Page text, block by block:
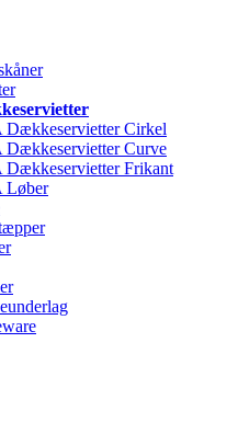
Cirkel
Curve
Frikant
Løber